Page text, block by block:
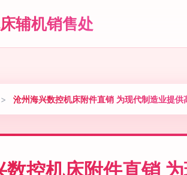
辅机销售处
> 沧州海兴数控机床附件直销 为现代制造业提供
数控机床附件直销